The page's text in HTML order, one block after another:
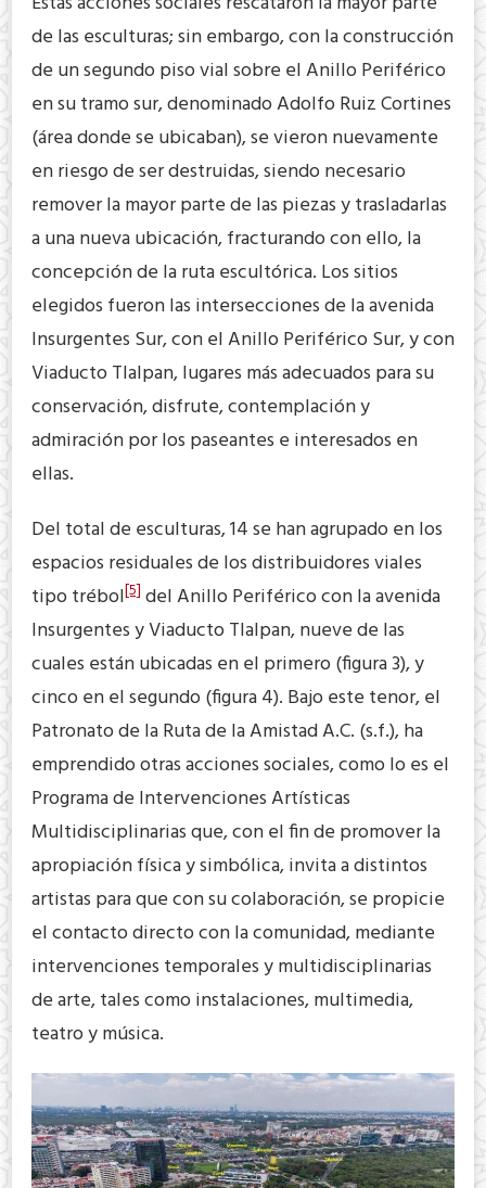
de las esculturas; sin embargo, con la construcción
de un segundo piso vial sobre el Anillo Periférico
en su tramo sur, denominado Adolfo Ruiz Cortines
(área donde se ubicaban), se vieron nuevamente
en riesgo de ser destruidas, siendo necesario
remover la mayor parte de las piezas y trasladarlas
a una nueva ubicación, fracturando con ello, la
concepción de la ruta escultórica. Los sitios
elegidos fueron las intersecciones de la avenida
Insurgentes Sur, con el Anillo Periférico Sur, y con
Viaducto Tlalpan, lugares más adecuados para su
conservación, disfrute, contemplación y
admiración por los paseantes e interesados en
ellas.
Del total de esculturas, 14 se han agrupado en los
espacios residuales de los distribuidores viales
tipo trébol[5] del Anillo Periférico con la avenida
Insurgentes y Viaducto Tlalpan, nueve de las
cuales están ubicadas en el primero (figura 3), y
cinco en el segundo (figura 4). Bajo este tenor, el
Patronato de la Ruta de la Amistad A.C. (s.f.), ha
emprendido otras acciones sociales, como lo es el
Programa de Intervenciones Artísticas
Multidisciplinarias que, con el fin de promover la
apropiación física y simbólica, invita a distintos
artistas para que con su colaboración, se propicie
el contacto directo con la comunidad, mediante
intervenciones temporales y multidisciplinarias
de arte, tales como instalaciones, multimedia,
teatro y música.